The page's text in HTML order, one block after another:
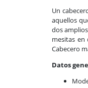
Un
aquellos
dos
mesitas
Cabecero
Datos